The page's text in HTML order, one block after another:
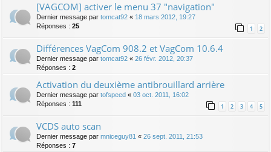
[VAGCOM] activer le menu 37 "navigation"
Dernier message par tomcat92 « 18 mars 2012, 19:27
Réponses : 25 1 2
Différences VagCom 908.2 et VagCom 10.6.4
Dernier message par tomcat92 « 26 févr. 2012, 20:37
Réponses : 2
Activation du deuxième antibrouillard arrière
Dernier message par tofspeed « 03 oct. 2011, 16:02
Réponses : 111 1 2 3 4 5
VCDS auto scan
Dernier message par mniceguy81 « 26 sept. 2011, 21:53
Réponses : 7